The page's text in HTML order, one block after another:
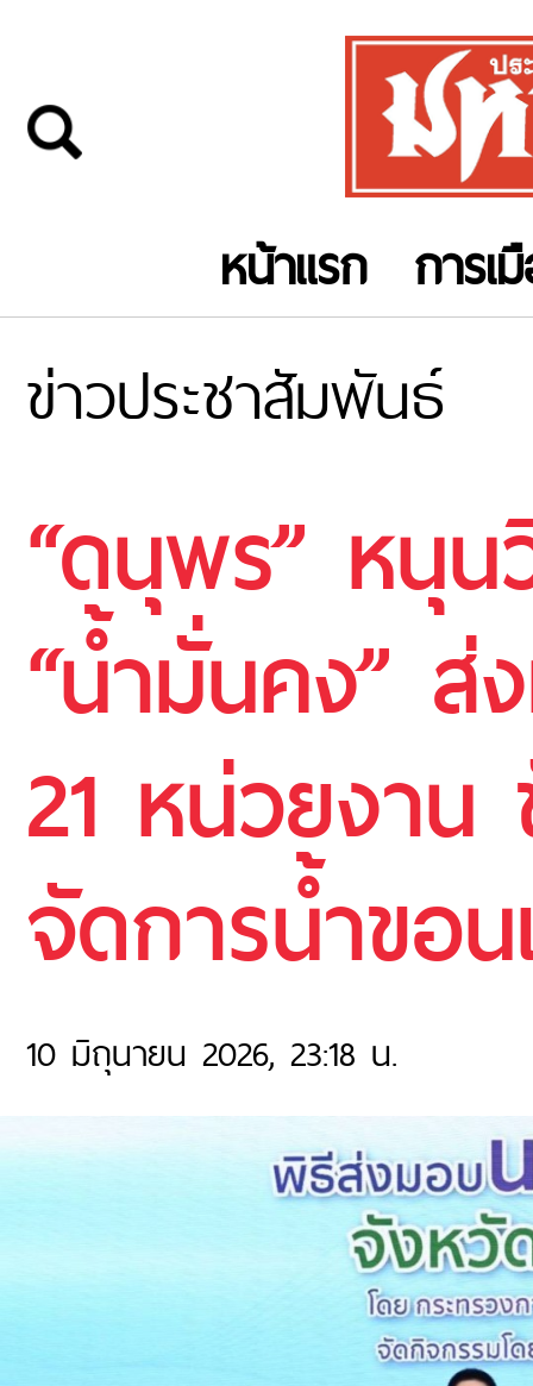
หน้าแรก การเ
ข่าวประชาสัมพันธ์
“ดนุพร” หนุน
“น้ำมั่นคง”
21 หน่วยงาน
จัดการน้ำขอ
10 มิถุนายน 2026, 23:18 น.